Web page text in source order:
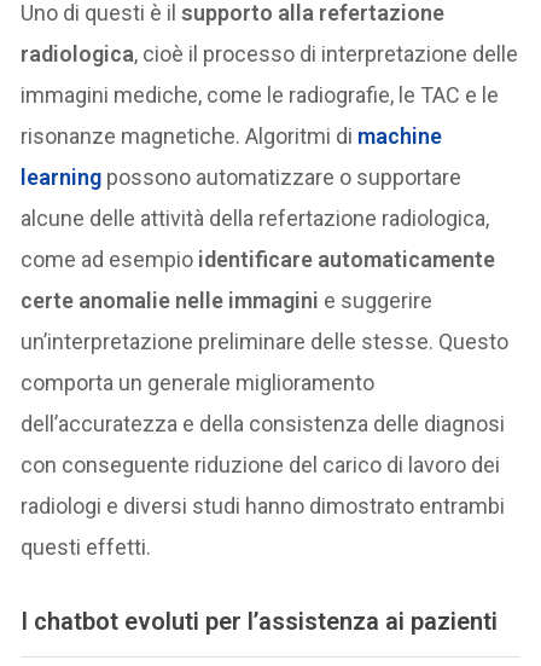
Uno di questi è ilsupporto alla refertazione
radiologica, cioè il processo di interpretazione delle
immagini mediche, come le radiografie, le TAC e le
risonanze magnetiche. Algoritmi di machine
learning possono automatizzare o supportare
alcune delle attività della refertazione radiologica,
come ad esempio identificare automaticamente
certe anomalie nelle immagini e suggerire
un’interpretazione preliminare delle stesse. Questo
comporta un generale miglioramento
dell’accuratezza e della consistenza delle diagnosi
con conseguente riduzione del carico di lavoro dei
radiologi e diversi studi hanno dimostrato entrambi
questi effetti.
I chatbot evoluti per l’assistenza ai pazienti